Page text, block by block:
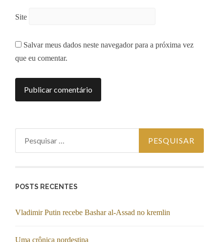
Site
Salvar meus dados neste navegador para a próxima vez
que eu comentar.
POSTS RECENTES
Vladimir Putin recebe Bashar al-Assad no kremlin
Uma crônica nordestina